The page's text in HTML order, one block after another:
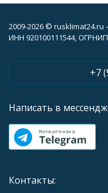
2009-2026 ©
ИНН 920100111544, ОГРНИП
+7
Написать в
Контакты: